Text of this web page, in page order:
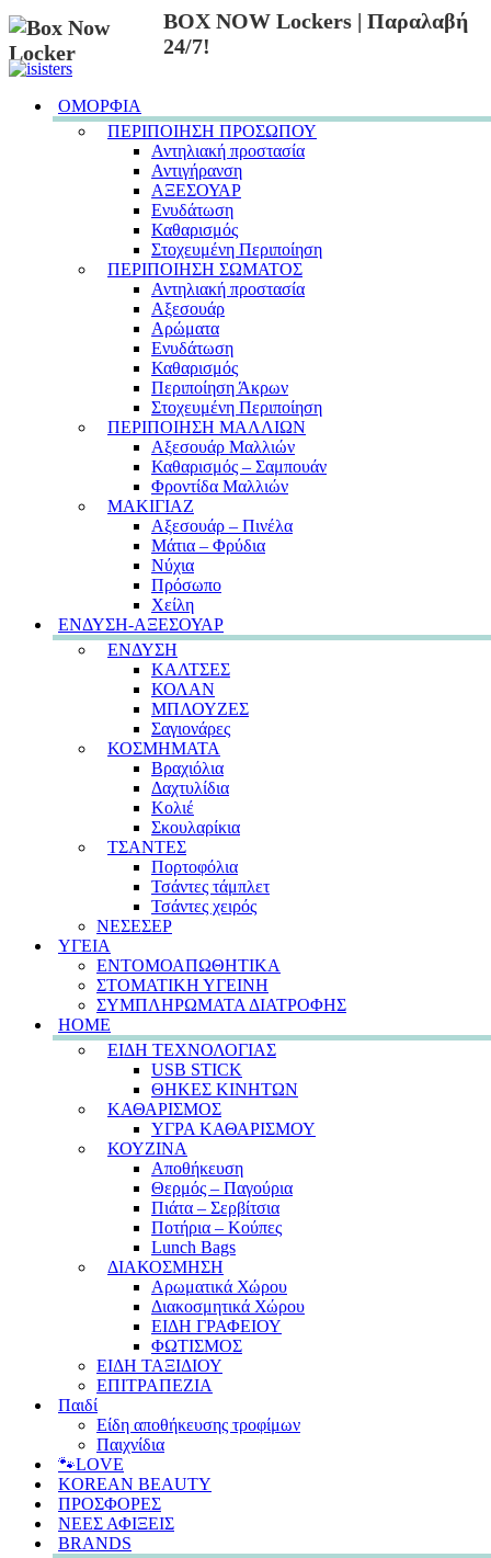
BOX NOW Lockers | Παραλαβή
24/7!
ΟΜΟΡΦΙΑ
ΠΕΡΙΠΟΙΗΣΗ ΠΡΟΣΩΠΟΥ
Αντηλιακή προστασία
Αντιγήρανση
ΑΞΕΣΟΥΑΡ
Ενυδάτωση
Καθαρισμός
Στοχευμένη Περιποίηση
ΠΕΡΙΠΟΙΗΣΗ ΣΩΜΑΤΟΣ
Αντηλιακή προστασία
Αξεσουάρ
Αρώματα
Ενυδάτωση
Καθαρισμός
Περιποίηση Άκρων
Στοχευμένη Περιποίηση
ΠΕΡΙΠΟΙΗΣΗ ΜΑΛΛΙΩΝ
Αξεσουάρ Μαλλιών
Καθαρισμός – Σαμπουάν
Φροντίδα Μαλλιών
ΜΑΚΙΓΙΑΖ
Αξεσουάρ – Πινέλα
Μάτια – Φρύδια
Νύχια
Πρόσωπο
Χείλη
ΕΝΔΥΣΗ-ΑΞΕΣΟΥΑΡ
ΕΝΔΥΣΗ
ΚΑΛΤΣΕΣ
ΚΟΛΑΝ
ΜΠΛΟΥΖΕΣ
Σαγιονάρες
ΚΟΣΜΗΜΑΤΑ
Βραχιόλια
Δαχτυλίδια
Κολιέ
Σκουλαρίκια
ΤΣΑΝΤΕΣ
Πορτοφόλια
Τσάντες τάμπλετ
Τσάντες χειρός
ΝΕΣΕΣΕΡ
ΥΓΕΙΑ
ΕΝΤΟΜΟΑΠΩΘΗΤΙΚΑ
ΣΤΟΜΑΤΙΚΗ ΥΓΕΙΝΗ
ΣΥΜΠΛΗΡΩΜΑΤΑ ΔΙΑΤΡΟΦΗΣ
HOME
ΕΙΔΗ ΤΕΧΝΟΛΟΓΙΑΣ
USB STICK
ΘΗΚΕΣ ΚΙΝΗΤΩΝ
ΚΑΘΑΡΙΣΜΟΣ
ΥΓΡΑ ΚΑΘΑΡΙΣΜΟΥ
ΚΟΥΖΙΝΑ
Αποθήκευση
Θερμός – Παγούρια
Πιάτα – Σερβίτσια
Ποτήρια – Κούπες
Lunch Bags
ΔΙΑΚΟΣΜΗΣΗ
Αρωματικά Χώρου
Διακοσμητικά Χώρου
ΕΙΔΗ ΓΡΑΦΕΙΟΥ
ΦΩΤΙΣΜΟΣ
ΕΙΔΗ ΤΑΞΙΔΙΟΥ
ΕΠΙΤΡΑΠΕΖΙΑ
Παιδί
Είδη αποθήκευσης τροφίμων
Παιχνίδια
🐾LOVE
KOREAN BEAUTY
ΠΡΟΣΦΟΡΕΣ
ΝΕΕΣ ΑΦΙΞΕΙΣ
BRANDS